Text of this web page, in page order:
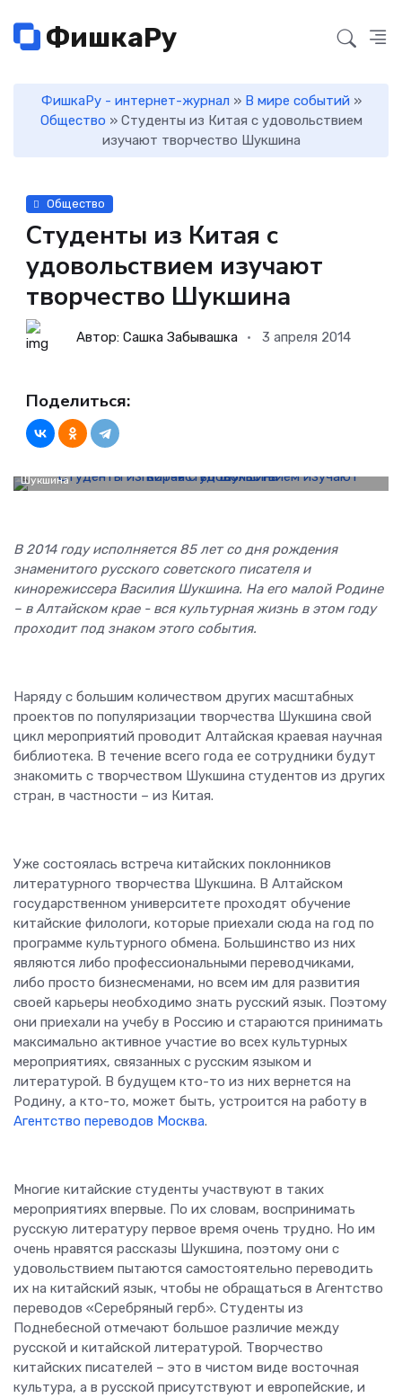
ФишкаРу
ФишкаРу - интернет-журнал » В мире событий »
Общество » Студенты из Китая с удовольствием
изучают творчество Шукшина
Общество
Студенты из Китая с
удовольствием изучают
творчество Шукшина
Автор: Сашка Забывашка 3 апреля 2014
Поделиться:
Шукшина
В 2014 году исполняется 85 лет со дня рождения
знаменитого русского советского писателя и
кинорежиссера Василия Шукшина. На его малой Родине
– в Алтайском крае - вся культурная жизнь в этом году
проходит под знаком этого события.
Наряду с большим количеством других масштабных
проектов по популяризации творчества Шукшина свой
цикл мероприятий проводит Алтайская краевая научная
библиотека. В течение всего года ее сотрудники будут
знакомить с творчеством Шукшина студентов из других
стран, в частности – из Китая.
Уже состоялась встреча китайских поклонников
литературного творчества Шукшина. В Алтайском
государственном университете проходят обучение
китайские филологи, которые приехали сюда на год по
программе культурного обмена. Большинство из них
являются либо профессиональными переводчиками,
либо просто бизнесменами, но всем им для развития
своей карьеры необходимо знать русский язык. Поэтому
они приехали на учебу в Россию и стараются принимать
максимально активное участие во всех культурных
мероприятиях, связанных с русским языком и
литературой. В будущем кто-то из них вернется на
Родину, а кто-то, может быть, устроится на работу в
Агентство переводов Москва.
Многие китайские студенты участвуют в таких
мероприятиях впервые. По их словам, воспринимать
русскую литературу первое время очень трудно. Но им
очень нравятся рассказы Шукшина, поэтому они с
удовольствием пытаются самостоятельно переводить
их на китайский язык, чтобы не обращаться в Агентство
переводов «Серебряный герб». Студенты из
Поднебесной отмечают большое различие между
русской и китайской литературой. Творчество
китайских писателей – это в чистом виде восточная
культура, а в русской присутствуют и европейские, и